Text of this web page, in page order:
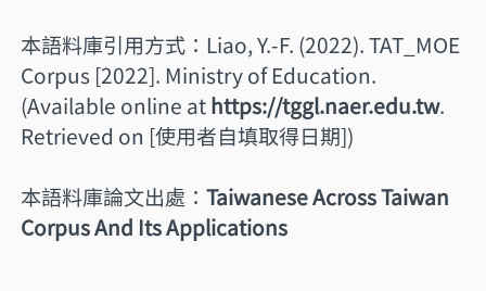
本語料庫引用方式：Liao, Y.-F. (2022). TAT_MOE
Corpus [2022]. Ministry of Education.
(Available online athttps://tggl.naer.edu.tw.
Retrieved on [使用者自填取得日期])
本語料庫論文出處：Taiwanese Across Taiwan
Corpus And Its Applications